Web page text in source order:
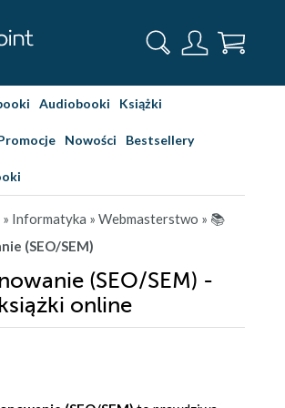
Audiobooki Książki
Nowości Bestsellery
» Informatyka » Webmasterstwo » 📚
(SEO/SEM)
(SEO/SEM) -
online